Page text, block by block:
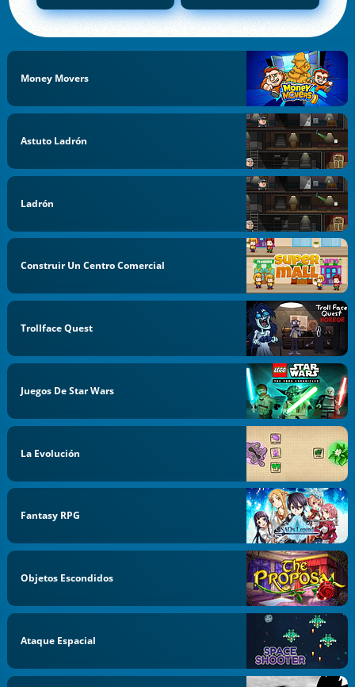
Money Movers
Astuto Ladrón
Ladrón
Construir Un Centro Comercial
Trollface Quest
Juegos De Star Wars
La Evolución
Fantasy RPG
Objetos Escondidos
Ataque Espacial